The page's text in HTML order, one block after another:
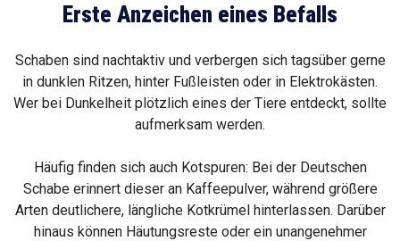
Erste Anzeichen eines Befalls
Schaben sind nachtaktiv und verbergen sich tagsüber gerne
in dunklen Ritzen, hinter Fußleisten oder in Elektrokästen.
Wer bei Dunkelheit plötzlich eines der Tiere entdeckt, sollte
aufmerksam werden.
Häufig finden sich auch Kotspuren: Bei der Deutschen
Schabe erinnert dieser an Kaffeepulver, während größere
Arten deutlichere, längliche Kotkrümel hinterlassen. Darüber
hinaus können Häutungsreste oder ein unangenehmer